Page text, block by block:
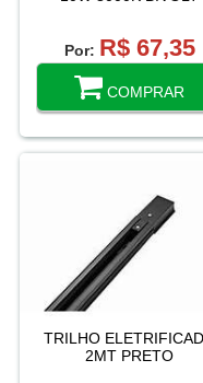
Por: R$ 67,35
COMPRAR
TRILHO
2MT PRETO